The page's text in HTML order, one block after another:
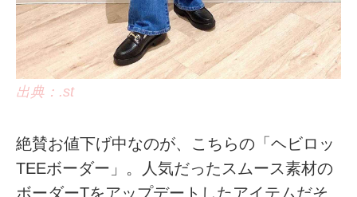
出典：.st
絶賛お値下げ中なのが、こちらの「ヘビロッ
TEEボーダー」。人気だったスムース素材の
ボーダーTをアップデートしたアイテムだそ